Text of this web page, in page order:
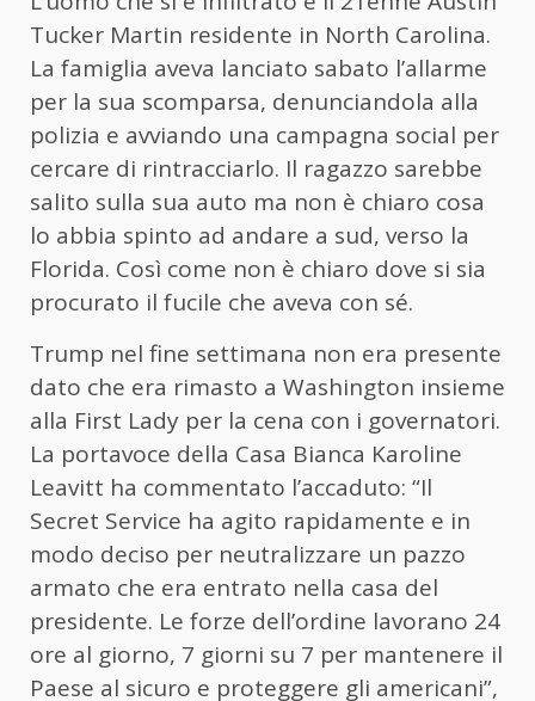
Tucker Martin residente in North Carolina.
La famiglia aveva lanciato sabato l’allarme
per la sua scomparsa, denunciandola alla
polizia e avviando una campagna social per
cercare di rintracciarlo. Il ragazzo sarebbe
salito sulla sua auto ma non è chiaro cosa
lo abbia spinto ad andare a sud, verso la
Florida. Così come non è chiaro dove si sia
procurato il fucile che aveva con sé.
Trump nel fine settimana non era presente
dato che era rimasto a Washington insieme
alla First Lady per la cena con i governatori.
La portavoce della Casa Bianca Karoline
Leavitt ha commentato l’accaduto: “Il
Secret Service ha agito rapidamente e in
modo deciso per neutralizzare un pazzo
armato che era entrato nella casa del
presidente. Le forze dell’ordine lavorano 24
ore al giorno, 7 giorni su 7 per mantenere il
Paese al sicuro e proteggere gli americani”,